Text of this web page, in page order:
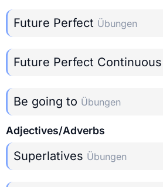
Future Perfect Übungen
Future Perfect Continuous
Be going to Übungen
Adjectives/Adverbs
Superlatives Übungen